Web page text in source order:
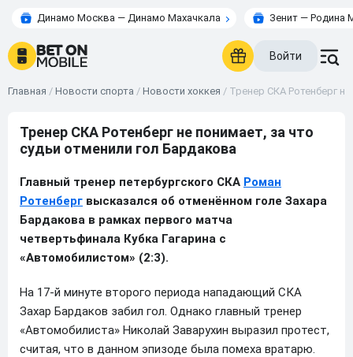
Динамо Москва — Динамо Махачкала Зенит — Родина
Войти
Главная / Новости спорта / Новости хоккея / Тренер СКА Ротенберг
Тренер СКА Ротенберг не понимает, за что
судьи отменили гол Бардакова
Главный тренер петербургского СКА Роман
Ротенберг высказался об отменённом голе Захара
Бардакова в рамках первого матча
четвертьфинала Кубка Гагарина с
«Автомобилистом» (2:3).
На 17-й минуте второго периода нападающий СКА
Захар Бардаков забил гол. Однако главный тренер
«Автомобилиста» Николай Заварухин выразил протест,
считая, что в данном эпизоде была помеха вратарю.